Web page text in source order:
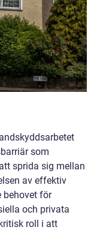
som
sprida sig mellan
av effektiv
behovet för
och privata
roll i att